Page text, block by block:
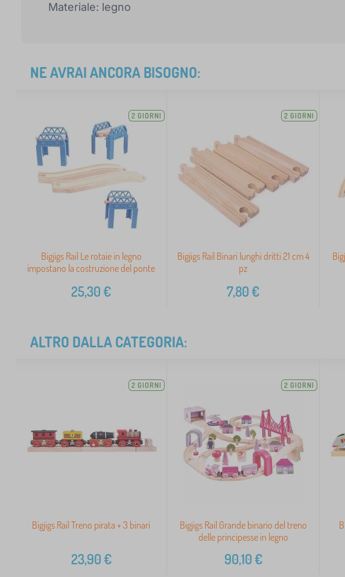
Materiale: legno
NE AVRAI ANCORA BISOGNO:
2 GIORNI
Bigjigs Rail Le rotaie in legno
impostano la costruzione del ponte
25,30€
2 GIORNI
Bigjigs Rail Binari lunghi dritti 21 cm 4
pz
7,80€
ALTRO DALLA CATEGORIA:
2 GIORNI
Bigjigs Rail Treno pirata + 3 binari
23,90€
2 GIORNI
Bigjigs Rail Grande binario del treno
delle principesse in legno
90,10€